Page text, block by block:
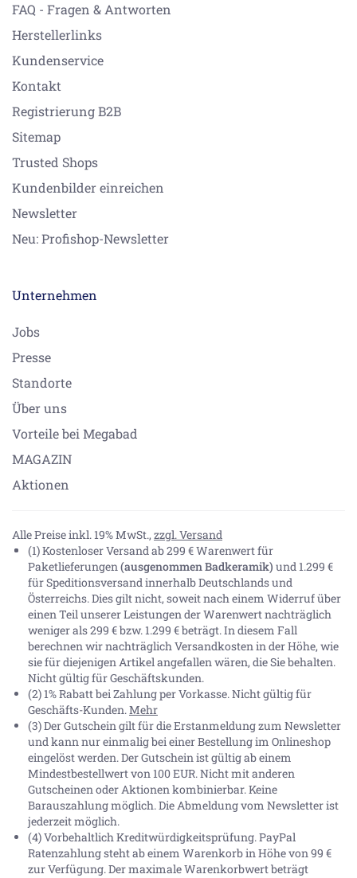
FAQ - Fragen & Antworten
Herstellerlinks
Kundenservice
Kontakt
Registrierung B2B
Sitemap
Trusted Shops
Kundenbilder einreichen
Newsletter
Neu: Profishop-Newsletter
Unternehmen
Jobs
Presse
Standorte
Über uns
Vorteile bei Megabad
MAGAZIN
Aktionen
Alle Preise inkl. 19% MwSt., zzgl. Versand
(1) Kostenloser Versand ab 299 € Warenwert für
Paketlieferungen(ausgenommen Badkeramik) und 1.299 €
für Speditionsversand innerhalb Deutschlands und
Österreichs. Dies gilt nicht, soweit nach einem Widerruf über
einen Teil unserer Leistungen der Warenwert nachträglich
weniger als 299 € bzw. 1.299 € beträgt. In diesem Fall
berechnen wir nachträglich Versandkosten in der Höhe, wie
sie für diejenigen Artikel angefallen wären, die Sie behalten.
Nicht gültig für Geschäftskunden.
(2) 1% Rabatt bei Zahlung per Vorkasse. Nicht gültig für
Geschäfts-Kunden.Mehr
(3) Der Gutschein gilt für die Erstanmeldung zum Newsletter
und kann nur einmalig bei einer Bestellung im Onlineshop
eingelöst werden. Der Gutschein ist gültig ab einem
Mindestbestellwert von 100 EUR. Nicht mit anderen
Gutscheinen oder Aktionen kombinierbar. Keine
Barauszahlung möglich. Die Abmeldung vom Newsletter ist
jederzeit möglich.
(4) Vorbehaltlich Kreditwürdigkeitsprüfung. PayPal
Ratenzahlung steht ab einem Warenkorb in Höhe von99 €
zur Verfügung. Der maximale Warenkorbwert beträgt